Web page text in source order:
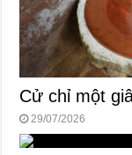
Cử chỉ một
29/07/2026